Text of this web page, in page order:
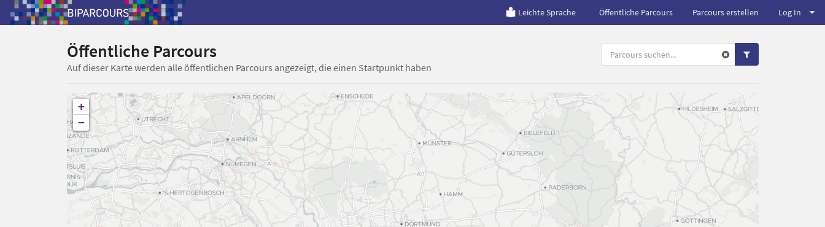
Leichte Sprache Öffentliche Parcours Parcours erstellen Log In
Öffentliche Parcours
Auf dieser Karte werden alle öffentlichen Parcours angezeigt, die einen Startpunkt haben
+
−